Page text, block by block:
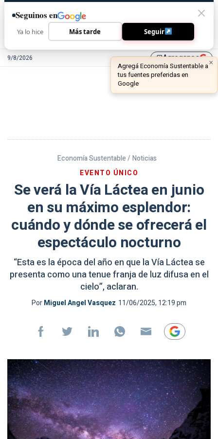
9/8/2026 library_addAgreganos
Economía Sustentable / Noticias
EVENTO ÚNICO
Se verá la Vía Láctea en junio
en su máximo esplendor:
cuándo y dónde se ofrecerá el
espectáculo nocturno
“Esta es la época del año en que la Vía Láctea se
presenta como una tenue franja de luz difusa en el
cielo”, aclaran.
PorMiguel Angel Vasquez 11/06/2025, 12:19 pm
Seguinos en
Ya lo hice Más tarde Seguir